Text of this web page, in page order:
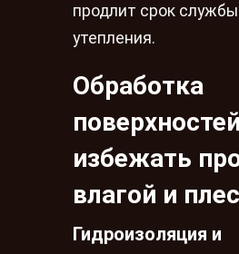
продлит срок
утепления.
Обработка
избежать
влагой и
Гидроизоляция и